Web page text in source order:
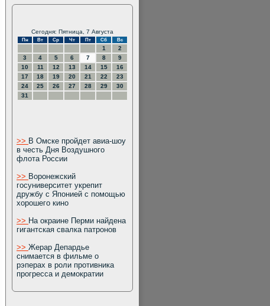
Сегодня: Пятница, 7 Августа
Пн Вт Ср Чт Пт Сб Вс
1
2
3
4 5 6 7 8
9
10
11 12 13 14 15
16
17
18 19 20 21 22
23
24
25 26 27 28 29
30
31
>> В Омске пройдет авиа-шоу
в честь Дня Воздушного
флота России
>> Воронежский
госуниверситет укрепит
дружбу с Японией с помощью
хорошего кино
>> На окраине Перми найдена
гигантская свалка патронов
>> Жерар Депардье
снимается в фильме о
рэперах в роли противника
прогресса и демократии